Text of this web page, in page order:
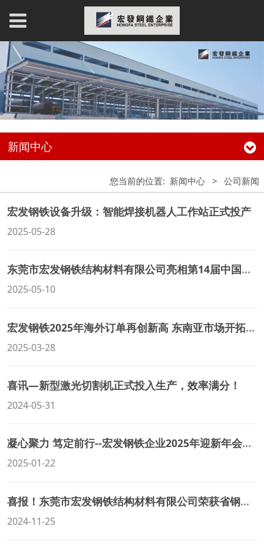
新闻中心
您当前的位置: 新闻中心 > 公司新闻
宏发钢铁设备升级：智能焊接机器人工作站正式投产
2025-05-28
东莞市宏发钢铁结构材料有限公司亮相第14届中国（广州）国际建筑钢结构、空间结构及金属材料设备展
2025-05-10
宏发钢铁2025年海外订单再创新高 东南亚市场开拓成效显著
2025-03-28
喜讯—新型激光切割机正式投入生产，效率满分！
2024-05-31
凝心聚力 笃定前行--宏发钢铁企业2025年迎新年会盛典圆满举行
2025-01-22
喜报！东莞市宏发钢铁结构材料有限公司荣获省钢协30周年“先进单位”荣誉称号
2024-11-25